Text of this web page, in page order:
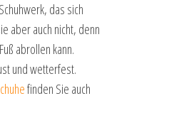
das sich
aber auch nicht, denn
abrollen kann.
und wetterfest.
finden Sie auch